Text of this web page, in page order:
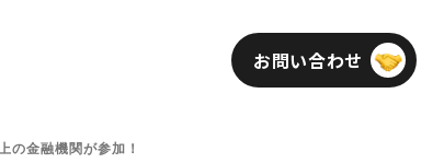
お問い合わせ
金融機関が参加！